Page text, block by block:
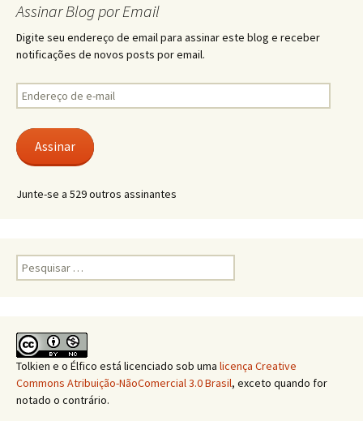
Assinar Blog por Email
Digite seu endereço de email para assinar este blog e receber
notificações de novos posts por email.
Endereço
de
mail Assinar
Junte-se a 529 outros assinantes
Pesquisar
por:
Tolkien e o Élfico está licenciado sob uma licença Creative
Commons Atribuição-NãoComercial 3.0 Brasil, exceto quando for
notado o contrário.